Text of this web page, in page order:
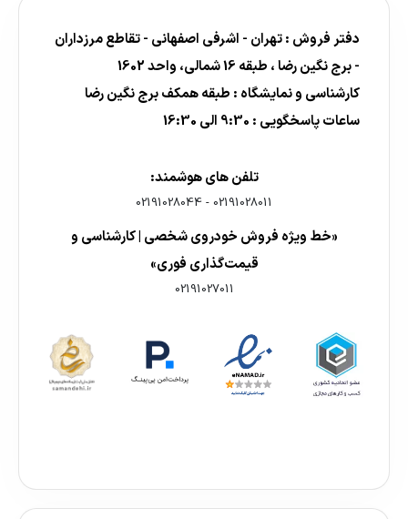
دفتر فروش : تهران - اشرفی اصفهانی - تقاطع مرزداران
- برج نگین رضا ، طبقه 16 شمالی، واحد 1602
کارشناسی و نمایشگاه : طبقه همکف برج نگین رضا
ساعات پاسخگویی : 9:30 الی 16:30
تلفن های هوشمند:
02191028011
-
02191028044
«خط ویژه فروش خودروی شخصی | کارشناسی و
قیمت‌گذاری فوری»
02191027011